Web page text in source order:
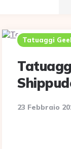
Tatuaggi
23 Febbraio